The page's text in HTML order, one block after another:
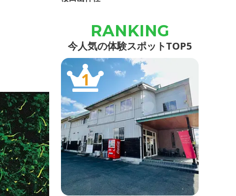
栗駒
今人気の体験スポットTOP5
1